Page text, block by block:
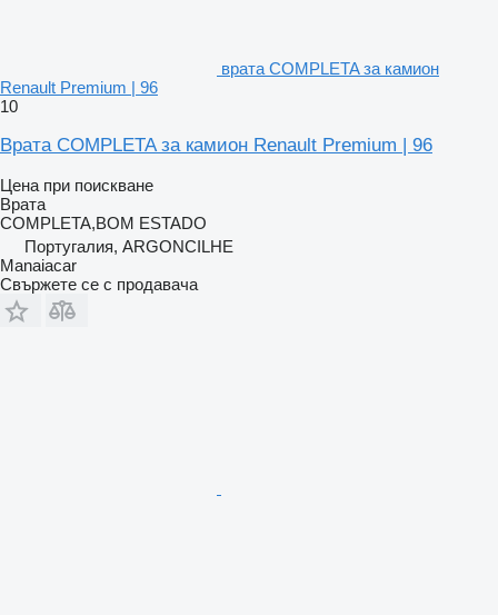
врата COMPLETA за камион
Renault Premium | 96
10
Врата COMPLETA за камион Renault Premium | 96
Цена при поискване
Врата
COMPLETA,BOM ESTADO
Португалия, ARGONCILHE
Manaiacar
Свържете се с продавача